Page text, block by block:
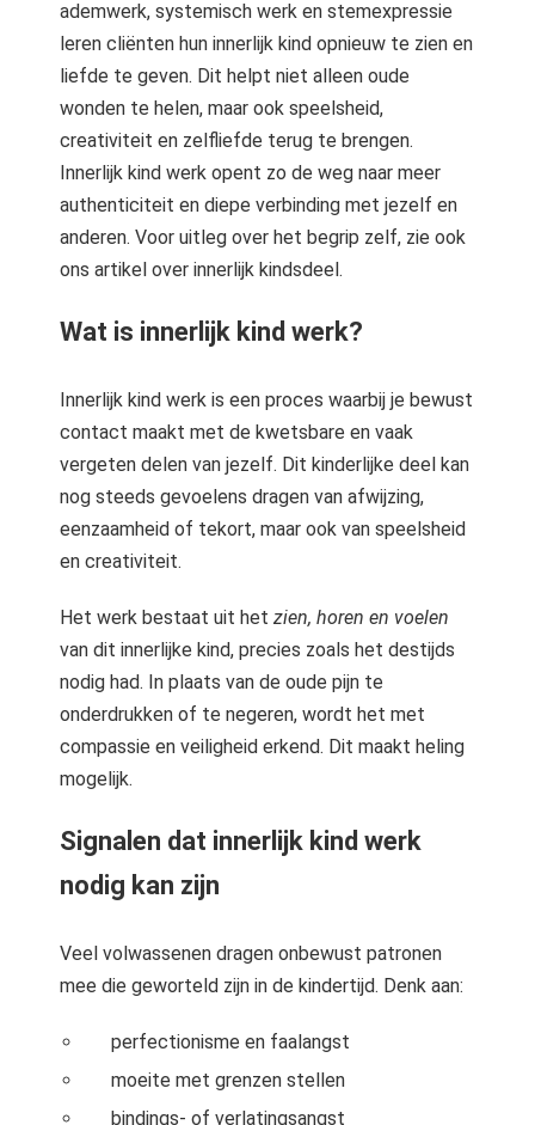
ademwerk, systemisch werk en stemexpressie
leren cliënten hun innerlijk kind opnieuw te zien en
liefde te geven. Dit helpt niet alleen oude
wonden te helen, maar ook speelsheid,
creativiteit en zelfliefde terug te brengen.
Innerlijk kind werk opent zo de weg naar meer
authenticiteit en diepe verbinding met jezelf en
anderen. Voor uitleg over het begrip zelf, zie ook
ons artikel over innerlijk kindsdeel.
Wat is innerlijk kind werk?
Innerlijk kind werk is een proces waarbij je bewust
contact maakt met de kwetsbare en vaak
vergeten delen van jezelf. Dit kinderlijke deel kan
nog steeds gevoelens dragen van afwijzing,
eenzaamheid of tekort, maar ook van speelsheid
en creativiteit.
Het werk bestaat uit het zien, horen en voelen
van dit innerlijke kind, precies zoals het destijds
nodig had. In plaats van de oude pijn te
onderdrukken of te negeren, wordt het met
compassie en veiligheid erkend. Dit maakt heling
mogelijk.
Signalen dat innerlijk kind werk
nodig kan zijn
Veel volwassenen dragen onbewust patronen
mee die geworteld zijn in de kindertijd. Denk aan:
perfectionisme en faalangst
moeite met grenzen stellen
bindings- of verlatingsangst